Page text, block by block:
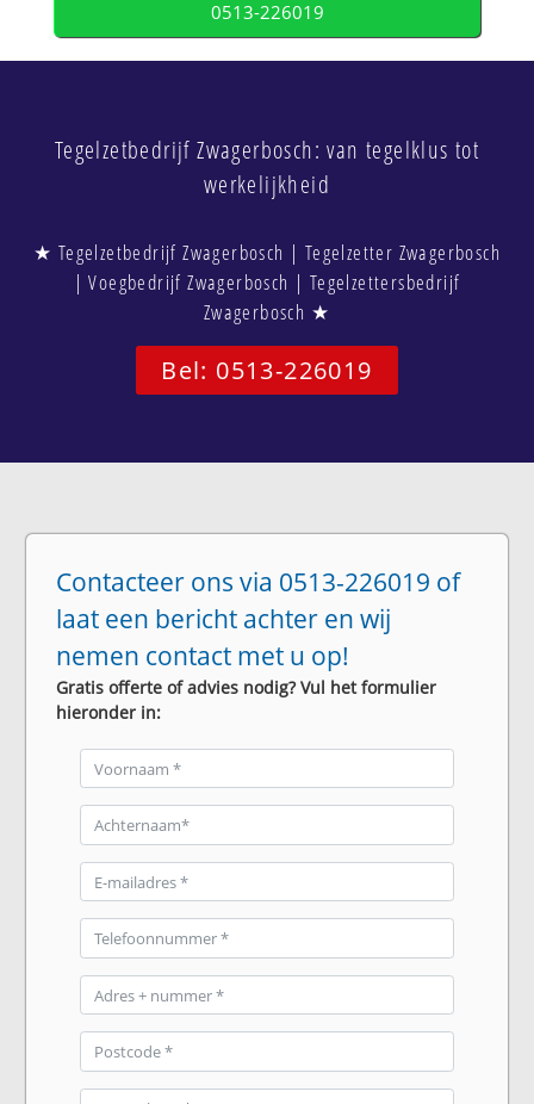
0513-226019
Tegelzetbedrijf Zwagerbosch: van tegelklus tot
werkelijkheid
★ Tegelzetbedrijf Zwagerbosch | Tegelzetter Zwagerbosch
| Voegbedrijf Zwagerbosch | Tegelzettersbedrijf
Zwagerbosch ★
Bel: 0513-226019
Contacteer ons via 0513-226019 of
laat een bericht achter en wij
nemen contact met u op!
Gratis offerte of advies nodig? Vul het formulier
hieronder in: